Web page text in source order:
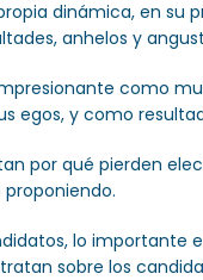
dinámica, en su
anhelos y
como
egos, y como
por qué pierden
lo importante
sobre los